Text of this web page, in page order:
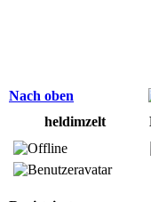
Nach oben
heldimzelt